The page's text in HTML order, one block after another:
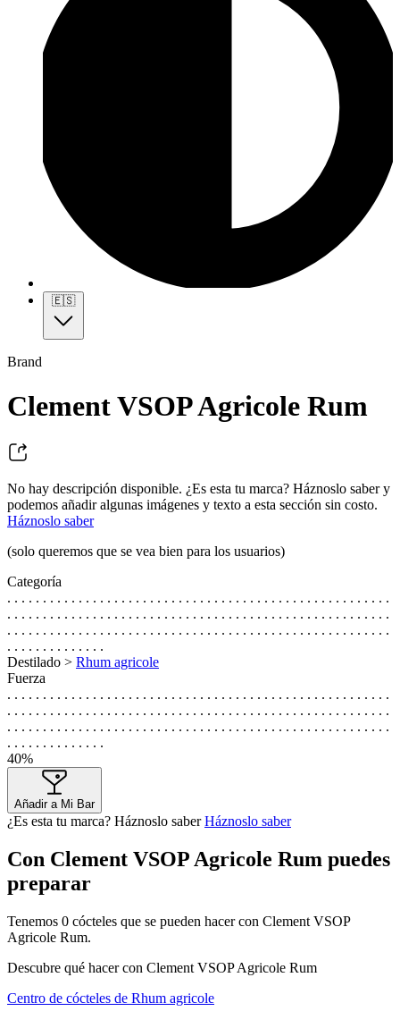
🇪🇸
Brand
Clement VSOP Agricole Rum
No hay descripción disponible. ¿Es esta tu marca? Háznoslo saber y
podemos añadir algunas imágenes y texto a esta sección sin costo.
Háznoslo saber
(solo queremos que se vea bien para los usuarios)
Categoría
. . . . . . . . . . . . . . . . . . . . . . . . . . . . . . . . . . . . . . . . . . . . . . . . . . . . . .
. . . . . . . . . . . . . . . . . . . . . . . . . . . . . . . . . . . . . . . . . . . . . . . . . . . . . .
. . . . . . . . . . . . . . . . . . . . . . . . . . . . . . . . . . . . . . . . . . . . . . . . . . . . . .
. . . . . . . . . . . . . .
Destilado > Rhum agricole
Fuerza
. . . . . . . . . . . . . . . . . . . . . . . . . . . . . . . . . . . . . . . . . . . . . . . . . . . . . .
. . . . . . . . . . . . . . . . . . . . . . . . . . . . . . . . . . . . . . . . . . . . . . . . . . . . . .
. . . . . . . . . . . . . . . . . . . . . . . . . . . . . . . . . . . . . . . . . . . . . . . . . . . . . .
. . . . . . . . . . . . . .
40%
Añadir a Mi Bar
¿Es esta tu marca? Háznoslo saberHáznoslo saber
Con Clement VSOP Agricole Rum puedes
preparar
Tenemos 0 cócteles que se pueden hacer con Clement VSOP
Agricole Rum.
Descubre qué hacer con Clement VSOP Agricole Rum
Centro de cócteles de Rhum agricole